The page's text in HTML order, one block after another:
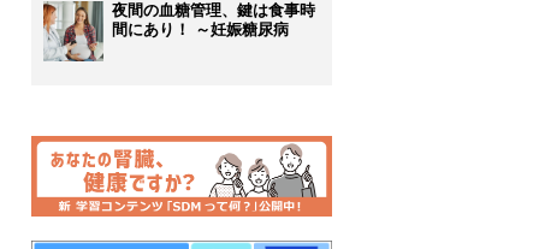
夜間の血糖管理、鍵は食事時
間にあり！ ～妊娠糖尿病